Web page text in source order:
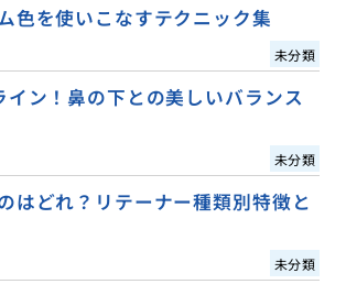
色を使いこなすテクニック集
未分類
イン！鼻の下との美しいバランス
未分類
はどれ？リテーナー種類別特徴と
未分類